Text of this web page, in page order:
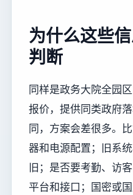
为什么这些
判断
同样是政务大院全园
报价，提供同类政府
同，方案会差很多。
器和电源配置；旧系
旧；是否要考勤、访
平台和接口；国密或